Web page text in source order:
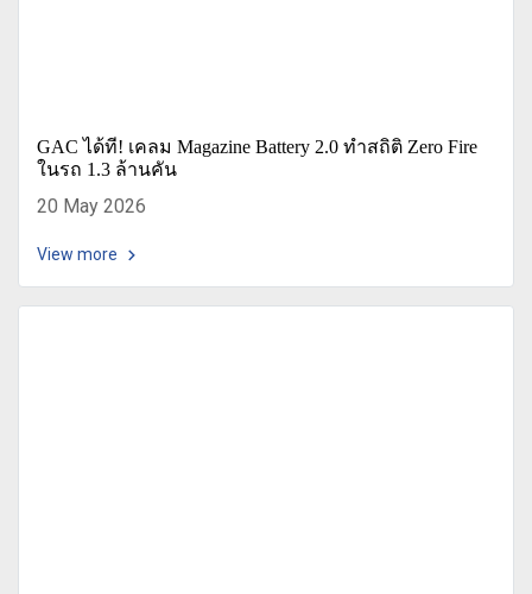
GAC ได้ที! เคลม Magazine Battery 2.0 ทำสถิติ Zero Fire
ในรถ 1.3 ล้านคัน
20 May 2026
View more